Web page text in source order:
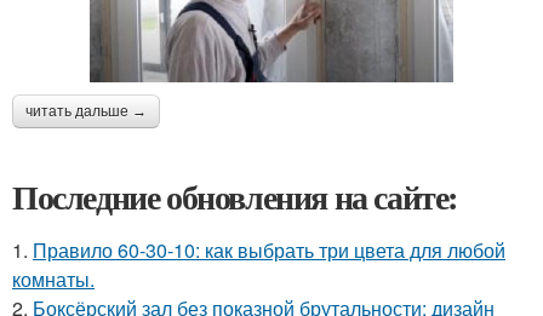
читать дальше →
Последние обновления на сайте:
1. Правило 60-30-10: как выбрать три цвета для любой
комнаты.
2. Боксёрский зал без показной брутальности: дизайн